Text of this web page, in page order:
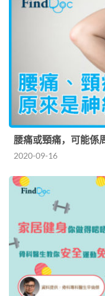
腰痛或頸痛，可能係
2020-09-16